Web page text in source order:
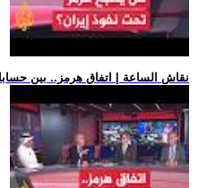
.. نقاش الساعة | اتفاق هرمز.. بين